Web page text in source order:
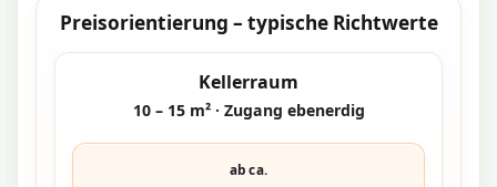
Preisorientierung – typische Richtwerte
Kellerraum
10 – 15 m² · Zugang ebenerdig
ab ca.